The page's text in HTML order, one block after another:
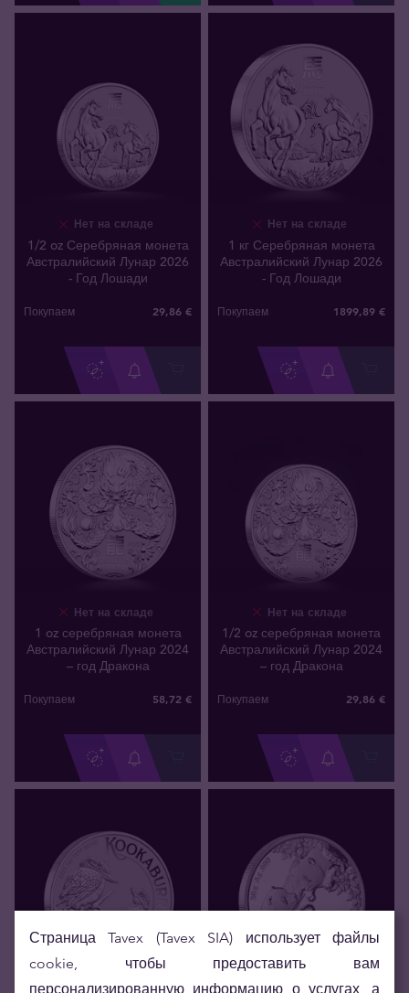
Нет на складе
1/2 oz Серебряная монета
Австралийский Лунар 2026
- Год Лошади
Покупаем 29,86 €
Нет на складе
1 кг Серебряная монета
Австралийский Лунар 2026
- Год Лошади
Покупаем 1899,89 €
Нет на складе
1 oz серебряная монета
Австралийский Лунар 2024
– год Дракона
Покупаем 58,72 €
Нет на складе
1/2 oz серебряная монета
Австралийский Лунар 2024
– год Дракона
Покупаем 29,86 €
Страница Tavex (Tavex SIA) использует файлы
cookie, чтобы предоставить вам
персонализированную информацию о услугах, а